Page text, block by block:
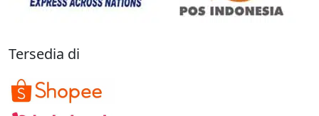
Tersedia di